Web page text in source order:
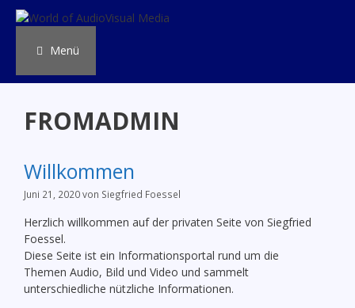
Zum
Inhalt
Menü
FROMADMIN
Willkommen
Juni 21, 2020von Siegfried Foessel
Herzlich willkommen auf der privaten Seite von Siegfried
Foessel.
Diese Seite ist ein Informationsportal rund um die
Themen Audio, Bild und Video und sammelt
unterschiedliche nützliche Informationen.